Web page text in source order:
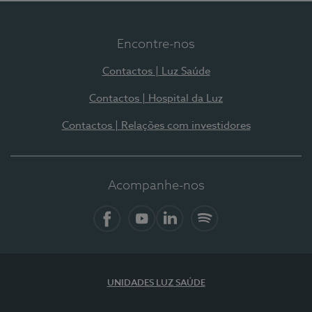
Encontre-nos
Contactos | Luz Saúde
Contactos | Hospital da Luz
Contactos | Relações com investidores
Acompanhe-nos
UNIDADES LUZ SAÚDE